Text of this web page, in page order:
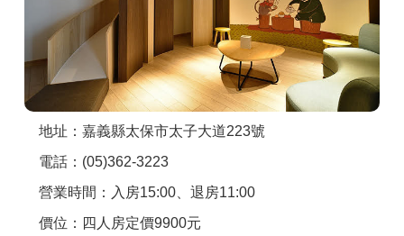
聯絡我們
APP下載
地址：嘉義縣太保市太子大道223號
電話：(05)362-3223
營業時間：入房15:00、退房11:00
價位：四人房定價9900元